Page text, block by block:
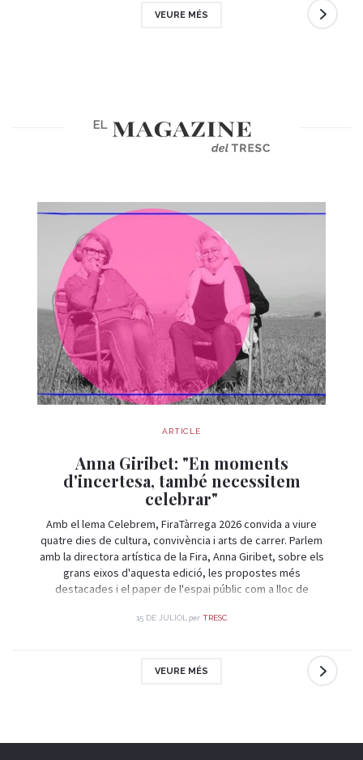
VEURE MÉS
ARTICLE
Anna Giribet: "En moments
d'incertesa, també necessitem
celebrar"
Amb el lema Celebrem, FiraTàrrega 2026 convida a viure
quatre dies de cultura, convivència i arts de carrer. Parlem
amb la directora artística de la Fira, Anna Giribet, sobre els
grans eixos d'aquesta edició, les propostes més
destacades i el paper de l'espai públic com a lloc de
15 DE JULIOL per TRESC
VEURE MÉS